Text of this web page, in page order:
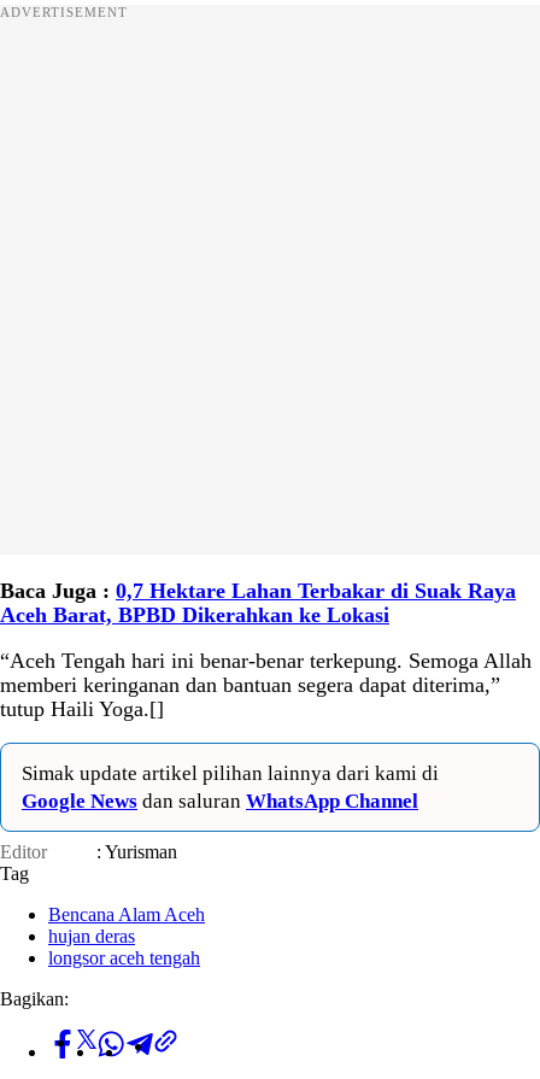
ADVERTISEMENT
Baca Juga : 0,7 Hektare Lahan Terbakar di Suak Raya
Aceh Barat, BPBD Dikerahkan ke Lokasi
“Aceh Tengah hari ini benar-benar terkepung. Semoga Allah
memberi keringanan dan bantuan segera dapat diterima,”
tutup Haili Yoga.[]
Simak update artikel pilihan lainnya dari kami di
Google News dan saluran WhatsApp Channel
Editor
: Yurisman
Tag
Bencana Alam Aceh
hujan deras
longsor aceh tengah
Bagikan: